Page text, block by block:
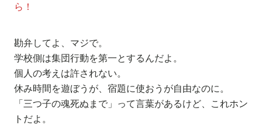
ら！
勘弁してよ、マジで。
学校側は集団行動を第一とするんだよ。
個人の考えは許されない。
休み時間を遊ぼうが、宿題に使おうが自由なのに。
「三つ子の魂死ぬまで」って言葉があるけど、これホン
トだよ。